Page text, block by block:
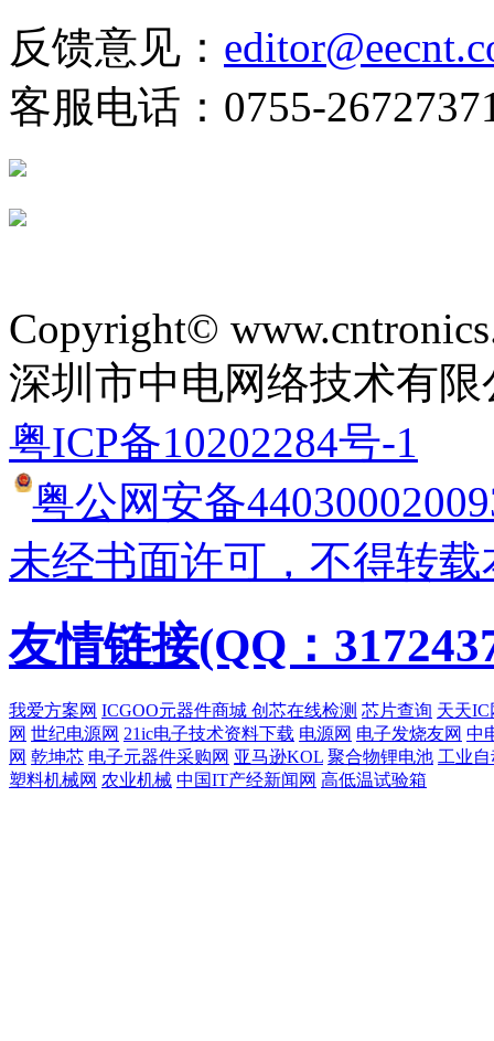
反馈意见：
客服电话：0755-
Copyright©
深圳市中电网络技术有
粤ICP备10202284号-1
粤公网安备
未经书面许可，不得转
友情链接(QQ：
我爱方案网 ICGOO元器件商城 创芯在线检测 芯片查询 天天IC
网 世纪电源网 21ic电子技术资料下载 电源网 电子发烧友网 中
网 乾坤芯 电子元器件采购网 亚马逊KOL 聚合物锂电池 工业
塑料机械网 农业机械 中国IT产经新闻网 高低温试验箱